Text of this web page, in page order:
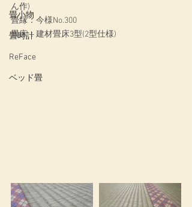
畳小物
畳時計
ReFace
ベッド畳
ん作)
畳縁：今様No.300
畳床：建材畳床3型(2型仕様)